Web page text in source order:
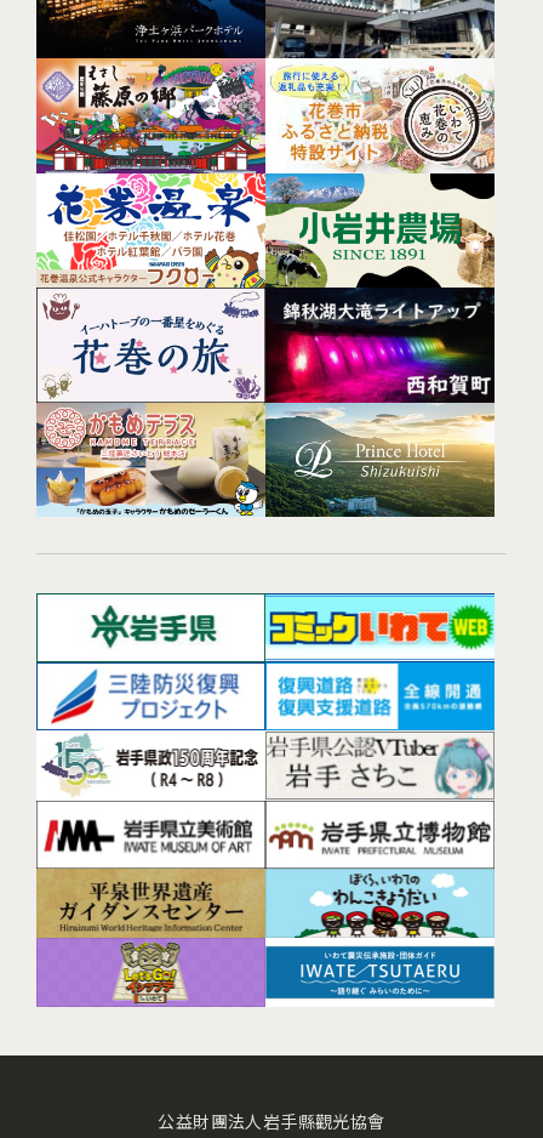
公益財團法人岩手縣觀光協會